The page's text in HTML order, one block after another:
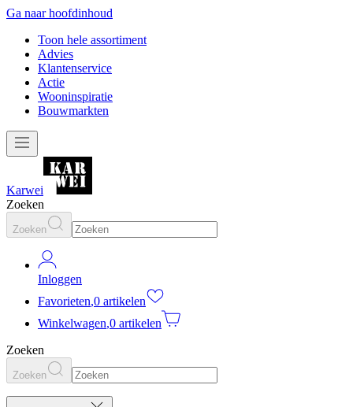
Ga naar hoofdinhoud
Toon hele assortiment
Advies
Klantenservice
Actie
Wooninspiratie
Bouwmarkten
Karwei
Zoeken
Zoeken
Inloggen
Favorieten,0 artikelen
Winkelwagen,0 artikelen
Zoeken
Zoeken